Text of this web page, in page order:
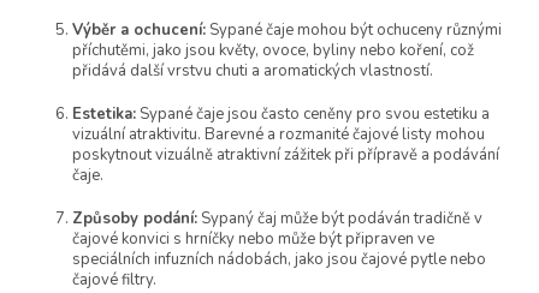
Výběr a ochucení: Sypané čaje mohou být ochuceny různými
příchutěmi, jako jsou květy, ovoce, byliny nebo koření, což
přidává další vrstvu chuti a aromatických vlastností.
Estetika: Sypané čaje jsou často ceněny pro svou estetiku a
vizuální atraktivitu. Barevné a rozmanité čajové listy mohou
poskytnout vizuálně atraktivní zážitek při přípravě a podávání
čaje.
Způsoby podání: Sypaný čaj může být podáván tradičně v
čajové konvici s hrníčky nebo může být připraven ve
speciálních infuzních nádobách, jako jsou čajové pytle nebo
čajové filtry.